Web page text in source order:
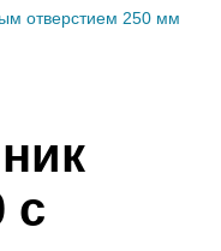
отверстием 250 мм
с